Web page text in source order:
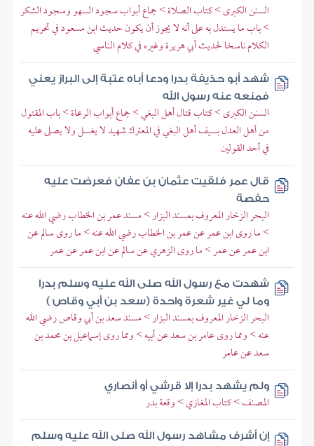
السنن الكبرى > كتاب الصلاة > جماع أبواب سجود السهو وسجود الشكر
> باب ما يستدل به على أنه لا يجوز أن يكون حديث ابن مسعود في تحريم
الكلام ناسخا لحديث أبي هريرة وغيره في كلام الناسي
شهد أبو حذيفة بدرا ودعا أباه عتبة إلى البراز يعني
فمنعه عنه رسول الله
السنن الكبرى > كتاب قتال أهل البغي > جماع أبواب الرعاة > باب المقتول
من أهل العدل بسيف أهل البغي في المعترك شهيد لا يغسل ولا يصلى عليه
في أحد القولين
قال عمر فلقيت عثمان بن عفان فعرضت عليه
حفصة
البحر الزخار المعروف بمسند البزار > مسند عمر بن الخطاب رضي الله عنه
> ما روى ابن عمر عن عمر بن الخطاب رضي الله عنه > ما روى سالم عن
ابن عمر عن عمر > ما روى الزهري عن سالم عن ابن عمر عن عمر
شهدت مع رسول الله صلى الله عليه وسلم بدرا
وما لي غير شعرة واحدة (سعد بن أبي وقاص )
البحر الزخار المعروف بمسند البزار > مسند سعد بن أبي وقاص رضي الله
عنه > ومما روى عامر بن سعد عن أبيه > ومما روى إسماعيل بن محمد بن
سعد عن عامر
ولم يشهد بدرا إلا قرشي أو أنصاري
المصنف > كتاب المغازي > وقعة بدر
إن أشرف مشاهد رسول الله صلى الله عليه وسلم